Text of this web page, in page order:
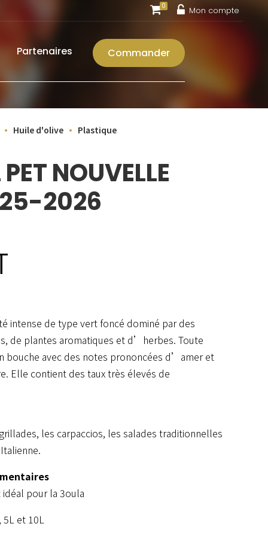
0 Mon compte
Partenaires Commander
Huile d'olive Plastique
NOUVELLE
2026
intense de type vert foncé dominé par des
de plantes aromatiques et d’herbes. Toute
bouche avec des notes prononcées d’amer et
Elle contient des taux très élevés de
les carpaccios, les salades traditionnelles
pour la 3oula
5L et 10L